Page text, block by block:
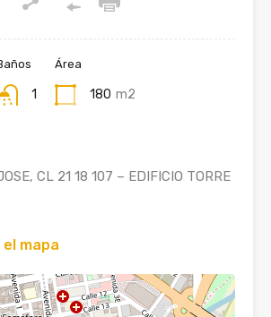
1
Área
180 m2
CL 21 18 107 – EDIFICIO TORRE
mapa